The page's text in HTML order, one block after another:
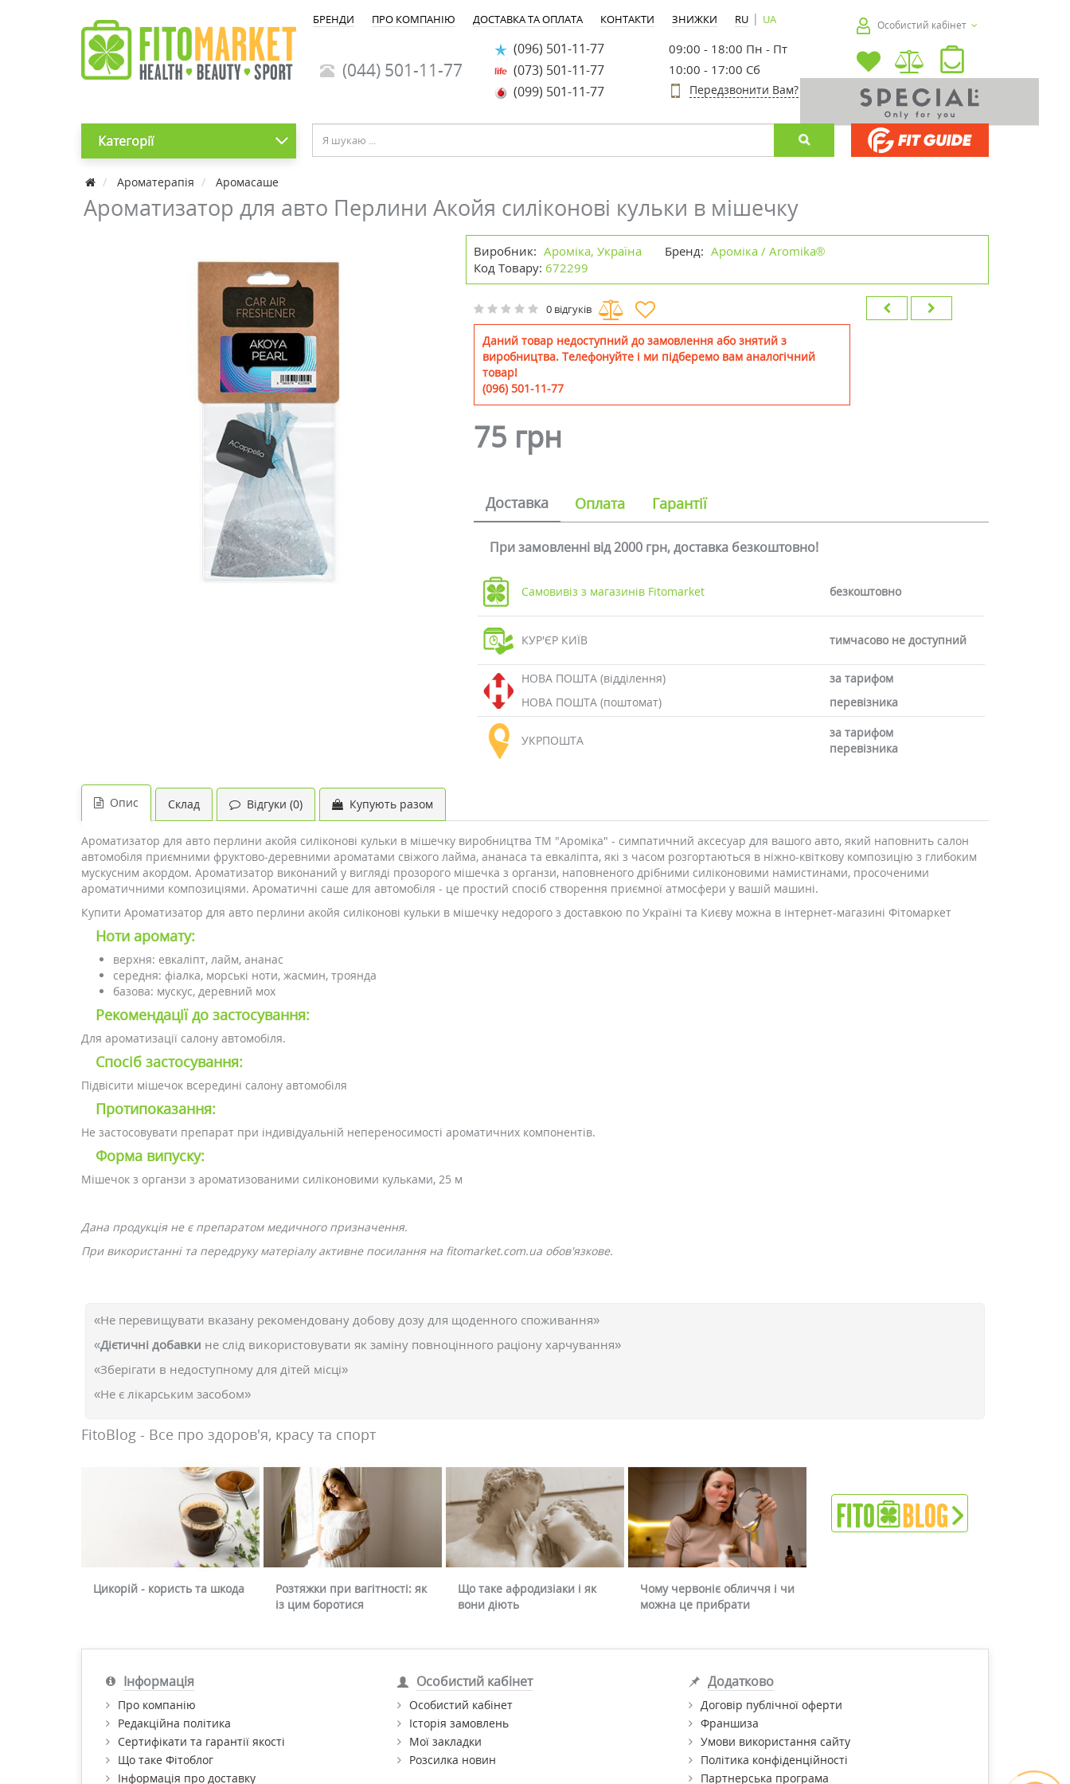
БРЕНДИ ПРО КОМПАНІЮ ДОСТАВКА ТА ОПЛАТА КОНТАКТИ ЗНИЖКИ RU | UA
(044) 501-11-77
(096) 501-11-77
(073) 501-11-77
(099) 501-11-77
09:00 - 18:00 Пн - Пт
10:00 - 17:00 Сб
Передзвонити Вам?
Особистий кабінет
Категорії
Ароматерапія Аромасаше
Ароматизатор для авто Перлини Акойя силіконові кульки в мішечку
Виробник: Ароміка, Україна Бренд: Ароміка / Aromika®
Код Товару: 672299
0 відгуків
Даний товар недоступний до замовлення або знятий з
виробництва. Телефонуйте і ми підберемо вам аналогічний
товар!
(096) 501-11-77
75 грн
Доставка Оплата Гарантії
При замовленні від 2000 грн, доставка безкоштовно!
Самовивіз з магазинів Fitomarket безкоштовно
КУР'ЄР КИЇВ тимчасово не доступний
НОВА ПОШТА (відділення)
за тарифом
НОВА ПОШТА (поштомат)
перевізника
УКРПОШТА
за тарифом
перевізника
Опис Склад Відгуки (0) Купують разом
Ароматизатор для авто перлини акойя силіконові кульки в мішечку виробництва ТМ "Ароміка" - симпатичний аксесуар для вашого авто, який наповнить салон
автомобіля приємними фруктово-деревними ароматами свіжого лайма, ананаса та евкаліпта, які з часом розгортаються в ніжно-квіткову композицію з глибоким
мускусним акордом. Ароматизатор виконаний у вигляді прозорого мішечка з органзи, наповненого дрібними силіконовими намистинами, просоченими
ароматичними композиціями. Ароматичні саше для автомобіля - це простий спосіб створення приємної атмосфери у вашій машині.
Купити Ароматизатор для авто перлини акойя силіконові кульки в мішечку недорого з доставкою по Україні та Києву можна в інтернет-магазині Фітомаркет
Ноти аромату:
верхня: евкаліпт, лайм, ананас
середня: фіалка, морські ноти, жасмин, троянда
базова: мускус, деревний мох
Рекомендації до застосування:
Для ароматизації салону автомобіля.
Спосіб застосування:
Підвісити мішечок всередині салону автомобіля
Протипоказання:
Не застосовувати препарат при індивідуальній непереносимості ароматичних компонентів.
Форма випуску:
Мішечок з органзи з ароматизованими силіконовими кульками, 25 м
Дана продукція не є препаратом медичного призначення.
При використанні та передруку матеріалу активне посилання на fitomarket.com.ua обов'язкове.
«Не перевищувати вказану рекомендовану добову дозу для щоденного споживання»
«Дієтичні добавки не слід використовувати як заміну повноцінного раціону харчування»
«Зберігати в недоступному для дітей місці»
«Не є лікарським засобом»
FitoBlog - Все про здоров'я, красу та спорт
Цикорій - користь та шкода
Розтяжки при вагітності: як
із цим боротися
Що таке афродизіаки і як
вони діють
Чому червоніє обличчя і чи
можна це прибрати
Інформація
Про компанію
Редакційна політика
Сертифікати та гарантії якості
Що таке Фітоблог
Інформація про доставку
Особистий кабінет
Особистий кабінет
Історія замовлень
Мої закладки
Розсилка новин
Додатково
Договір публічної оферти
Франшиза
Умови використання сайту
Політика конфіденційності
Партнерська програма